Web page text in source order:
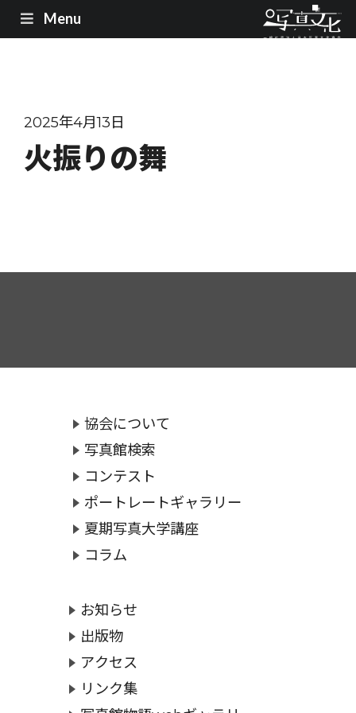
Menu
2025年4月13日
火振りの舞
協会について
写真館検索
コンテスト
ポートレートギャラリー
夏期写真大学講座
コラム
お知らせ
出版物
アクセス
リンク集